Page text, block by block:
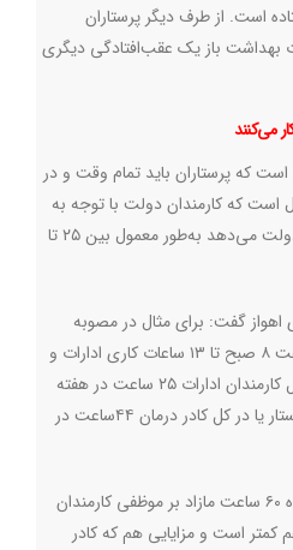
است. از طرف دیگر پرستاران
بهداشت باز یک عقب‌افتادگی دیگری
می‌کنند
که پرستاران باید تمام وقت و در
است که کارمندان دولت با توجه به
مصوبه‌هایی که استانداری‌ها یا دولت می‌دهد به‌طور معمول بین ۲۵ تا
گفت: برای مثال در مصوبه
فعلی استانداری خوزستان از ساعت ۸ صبح تا ۱۳ ساعات کاری ادارات و
از شنبه تا چهارشنبه است. در عمل کارمندان ادارات ۲۵ ساعت در هفته
کار می‌کنند، درصورتی که یک پرستار یا در کل کادر درمان ۴۴ساعت در
گچ‌کوبان افزود: کادر درمان در ماه ۶۰ ساعت مازاد بر موظفی کارمندان
است و مزایایی هم که کادر